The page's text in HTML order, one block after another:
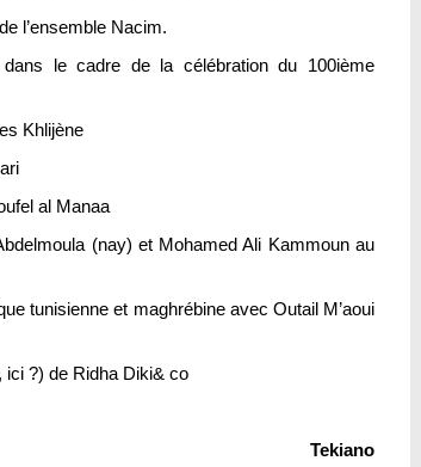
l’ensemble Nacim.
le cadre de la célébration du 100ième
Khlijène
al Manaa
(nay) et Mohamed Ali Kammoun au
tunisienne et maghrébine avec Outail M’aoui
ici ?) de Ridha Diki& co
Tekiano